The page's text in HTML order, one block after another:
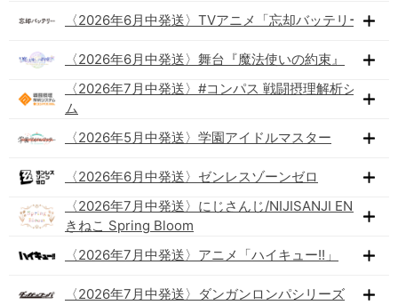
〈2026年6月中発送〉TVアニメ「忘却バッテリー」
〈2026年6月中発送〉舞台『魔法使いの約束』
〈2026年7月中発送〉#コンパス 戦闘摂理解析システ
ム
〈2026年5月中発送〉学園アイドルマスター
〈2026年6月中発送〉ゼンレスゾーンゼロ
〈2026年7月中発送〉にじさんじ/NIJISANJI EN×まね
きねこ Spring Bloom
〈2026年7月中発送〉アニメ「ハイキュー!!」
〈2026年7月中発送〉ダンガンロンパシリーズ